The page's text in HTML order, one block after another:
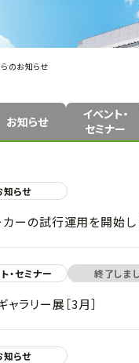
のお知らせ
お知らせ
イベント・
セミナー
知らせ
カーの試行運用を開始
・セミナー 終了しま
ラリー展［3月］
知らせ